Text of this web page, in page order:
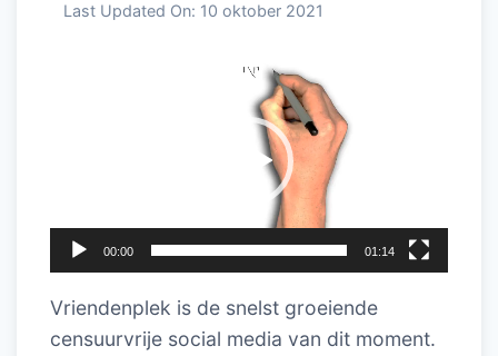
Last Updated On: 10 oktober 2021
00:00 01:14
Vriendenplek is de snelst groeiende
censuurvrije social media van dit moment.